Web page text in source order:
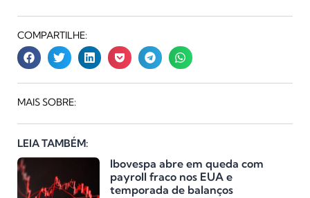
COMPARTILHE:
MAIS SOBRE:
LEIA TAMBÉM:
Ibovespa abre em queda com
payroll fraco nos EUA e
temporada de balanços